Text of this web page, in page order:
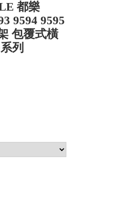
都樂
9594 9595
包覆式橫
列